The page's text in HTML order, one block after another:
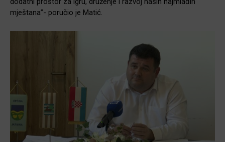
mještana”- poručio je Matić.